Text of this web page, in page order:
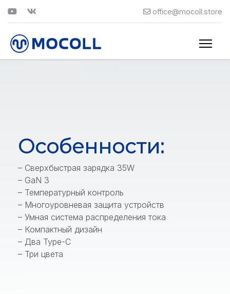
office@mocoll.store
Особенности:
– Сверхбыстрая зарядка 35W
– GaN 3
– Температурный контроль
– Многоуровневая защита устройств
– Умная система распределения тока
– Компактный дизайн
– Два Type-C
– Три цвета